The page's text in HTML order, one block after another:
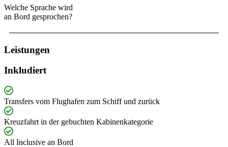
Welche Sprache wird
an Bord gesprochen?
Leistungen
Inkludiert
Transfers vom Flughafen zum Schiff und zurück
Kreuzfahrt in der gebuchten Kabinenkategorie
All Inclusive an Bord